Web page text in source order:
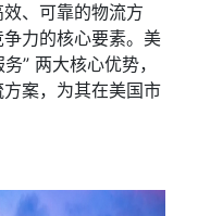
、可靠的物流方
力的核心要素。美
” 两大核心优势，
案，为其在美国市